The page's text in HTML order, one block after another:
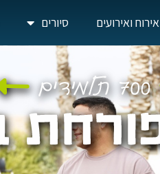
אירוח ואירועים סיורים